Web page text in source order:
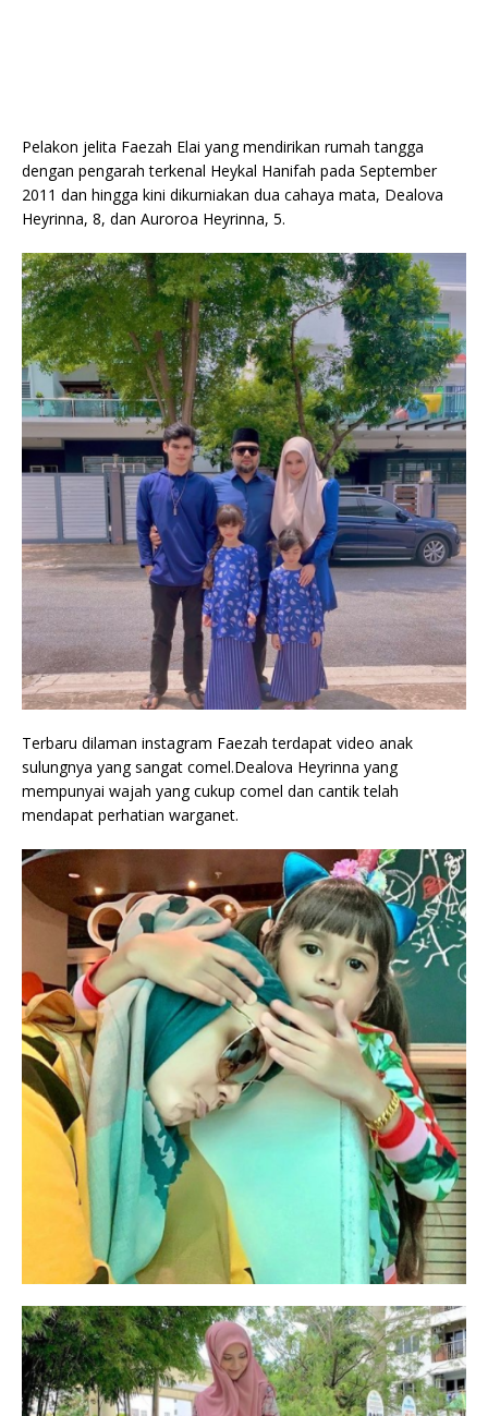
Pelakon jelita Faezah Elai yang mendirikan rumah tangga
dengan pengarah terkenal Heykal Hanifah pada September
2011 dan hingga kini dikurniakan dua cahaya mata, Dealova
Heyrinna, 8, dan Auroroa Heyrinna, 5.
Terbaru dilaman instagram Faezah terdapat video anak
sulungnya yang sangat comel.Dealova Heyrinna yang
mempunyai wajah yang cukup comel dan cantik telah
mendapat perhatian warganet.